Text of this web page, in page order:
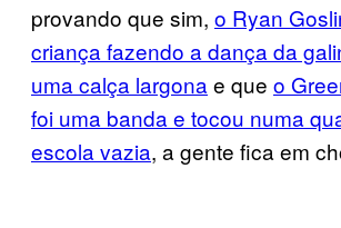
provando que sim, o Ryan
criança fazendo a dança da
uma calça largona e que o
foi uma banda e tocou numa
escola vazia, a gente fica em